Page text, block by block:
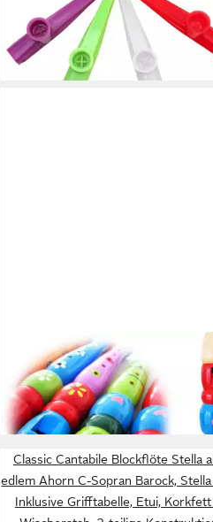
Blockflöte Kazoo - Kunstoff Pfeife
mit sehr leichter Ansprache
ab 6,06 €
in 3-4 Werktagen bei dir
KEEPDRUM
Blockflöte keepdrum KFL1RD
aus Holz für Kinder Rot
13,90 €
in 3-4 Werktagen bei dir
Classic Cantabile Blockflöte Stella
edlem Ahorn C-Sopran Barock,
Inklusive Grifftabelle, Etui,